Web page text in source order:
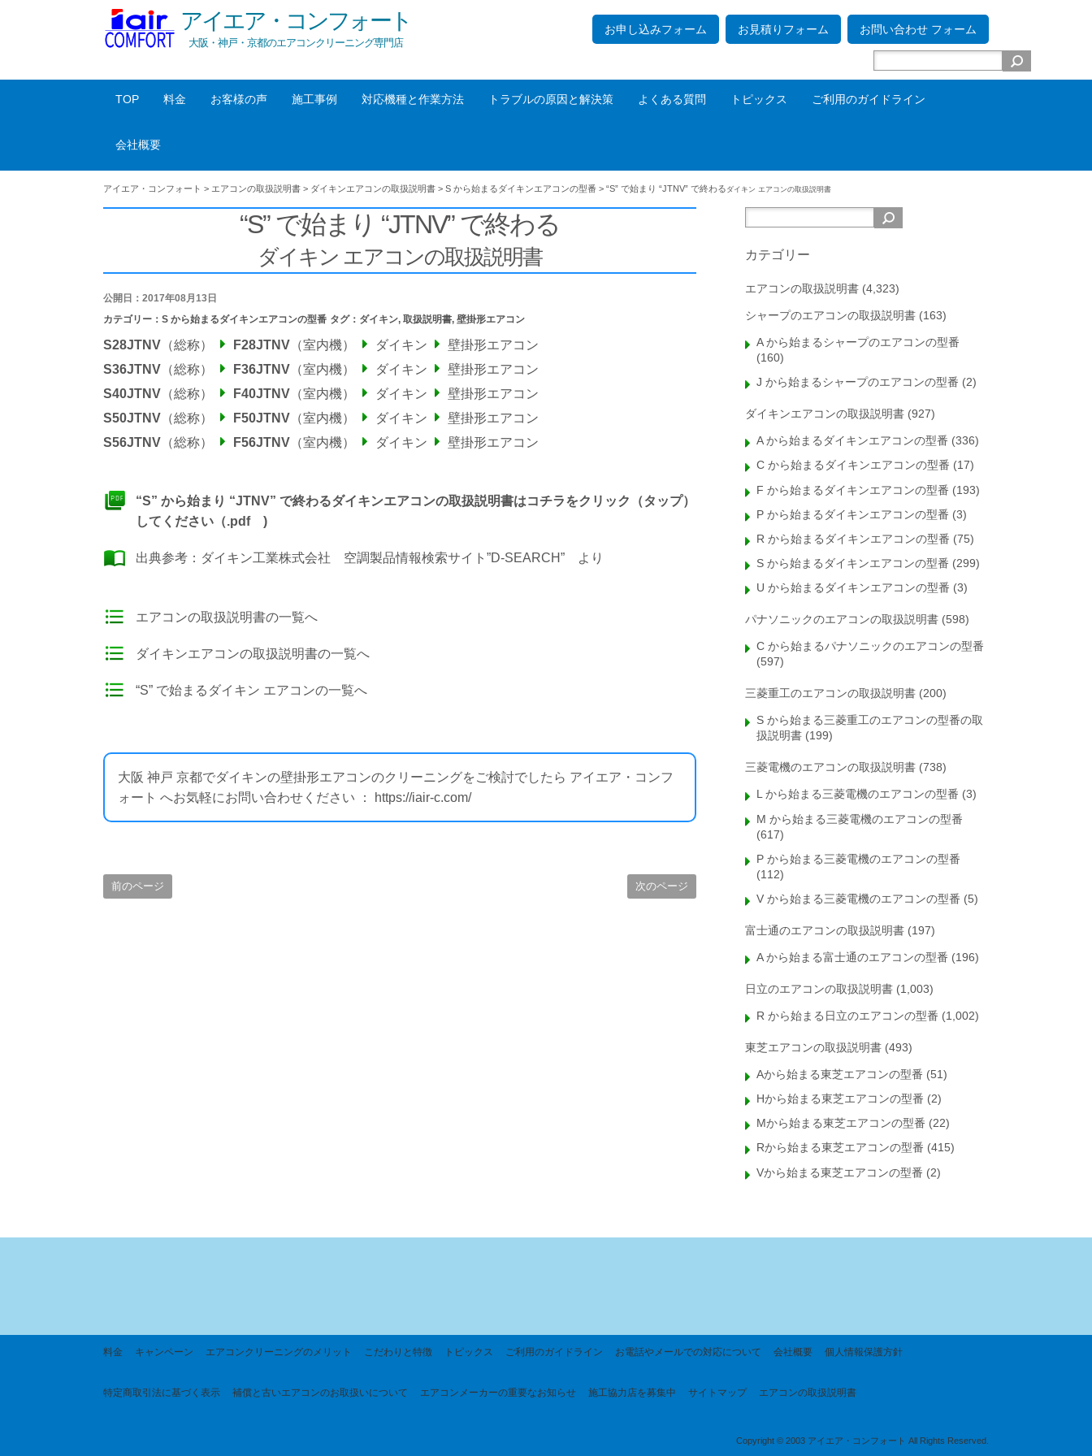
アイエア・コンフォート
大阪・神戸・京都のエアコンクリーニング専門店
お申し込みフォーム お見積りフォーム お問い合わせ フォーム
TOP 料金 お客様の声 施工事例 対応機種と作業方法 トラブルの原因と解決策 よくある質問 トピックス ご利用のガイドライン
会社概要
アイエア・コンフォート > エアコンの取扱説明書 > ダイキンエアコンの取扱説明書 > S から始まるダイキンエアコンの型番 > “S” で始まり “JTNV” で終わる ダイキン エアコンの取扱説明書
“S” で始まり “JTNV” で終わる
ダイキン エアコンの取扱説明書
公開日：2017年08月13日
カテゴリー： S から始まるダイキンエアコンの型番 タグ： ダイキン, 取扱説明書, 壁掛形エアコン
S28JTNV （総称） F28JTNV （室内機） ダイキン
壁掛形エアコン
S36JTNV （総称） F36JTNV （室内機） ダイキン
壁掛形エアコン
S40JTNV （総称） F40JTNV （室内機） ダイキン
壁掛形エアコン
S50JTNV （総称） F50JTNV （室内機） ダイキン
壁掛形エアコン
S56JTNV （総称） F56JTNV （室内機） ダイキン 壁掛形エアコン
“S” から始まり “JTNV” で終わるダイキンエアコンの取扱説明書はコチラをクリック（タップ）
してください（.pdf )
出典参考： ダイキン工業株式会社 空調製品情報検索サイト”D-SEARCH” より
エアコンの取扱説明書の一覧へ
ダイキンエアコンの取扱説明書の一覧へ
“S” で始まるダイキン エアコンの一覧へ
大阪 神戸 京都でダイキンの壁掛形エアコンのクリーニングをご検討でしたら アイエア・コンフ
ォート へお気軽にお問い合わせください ： https://iair-c.com/
前のページ 次のページ
カテゴリー
エアコンの取扱説明書 (4,323)
シャープのエアコンの取扱説明書 (163)
A から始まるシャープのエアコンの型番
(160)
J から始まるシャープのエアコンの型番 (2)
ダイキンエアコンの取扱説明書 (927)
A から始まるダイキンエアコンの型番 (336)
C から始まるダイキンエアコンの型番 (17)
F から始まるダイキンエアコンの型番 (193)
P から始まるダイキンエアコンの型番 (3)
R から始まるダイキンエアコンの型番 (75)
S から始まるダイキンエアコンの型番 (299)
U から始まるダイキンエアコンの型番 (3)
パナソニックのエアコンの取扱説明書 (598)
C から始まるパナソニックのエアコンの型番
(597)
三菱重工のエアコンの取扱説明書 (200)
S から始まる三菱重工のエアコンの型番の取
扱説明書 (199)
三菱電機のエアコンの取扱説明書 (738)
L から始まる三菱電機のエアコンの型番 (3)
M から始まる三菱電機のエアコンの型番
(617)
P から始まる三菱電機のエアコンの型番
(112)
V から始まる三菱電機のエアコンの型番 (5)
富士通のエアコンの取扱説明書 (197)
A から始まる富士通のエアコンの型番 (196)
日立のエアコンの取扱説明書 (1,003)
R から始まる日立のエアコンの型番 (1,002)
東芝エアコンの取扱説明書 (493)
Aから始まる東芝エアコンの型番 (51)
Hから始まる東芝エアコンの型番 (2)
Mから始まる東芝エアコンの型番 (22)
Rから始まる東芝エアコンの型番 (415)
Vから始まる東芝エアコンの型番 (2)
料金 キャンペーン エアコンクリーニングのメリット こだわりと特徴 トピックス ご利用のガイドライン お電話やメールでの対応について 会社概要 個人情報保護方針
特定商取引法に基づく 表示 補償と古いエアコンのお取扱いについて エアコンメーカーの重要なお知らせ 施工協力店を募集中 サイトマップ エアコンの取扱説明書
Copyright © 2003 アイエア・コンフォート All Rights Reserved.